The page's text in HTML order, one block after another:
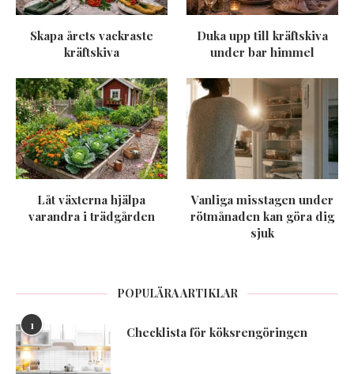
Skapa årets vackraste
kräftskiva
Duka upp till kräftskiva
under bar himmel
Låt växterna hjälpa
varandra i trädgården
Vanliga misstagen under
rötmånaden kan göra dig
sjuk
POPULÄRA ARTIKLAR
1 Checklista för köksrengöringen